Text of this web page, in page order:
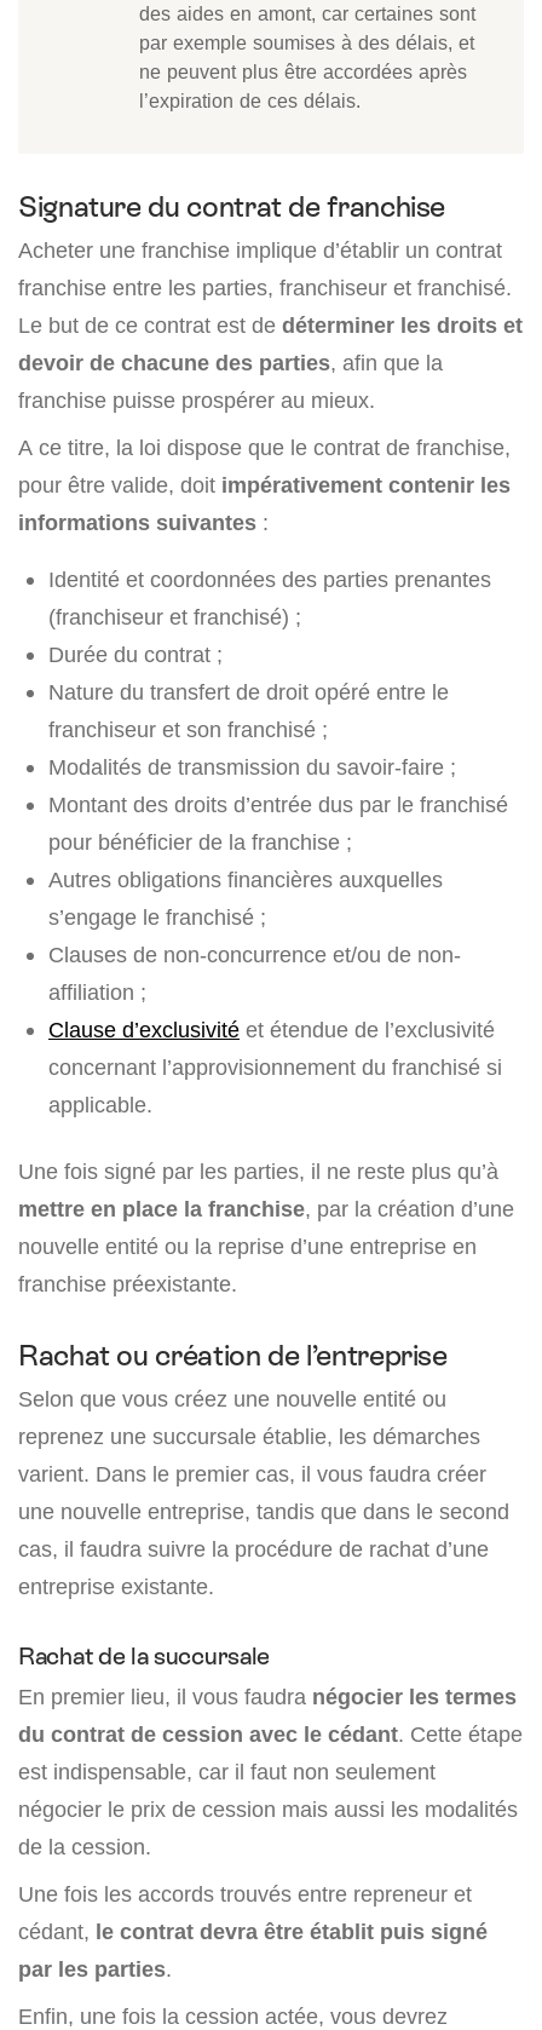
des aides en amont, car certaines sont
par exemple soumises à des délais, et
ne peuvent plus être accordées après
l’expiration de ces délais.
Signature du contrat de franchise
Acheter une franchise implique d’établir un contrat
franchise entre les parties, franchiseur et franchisé.
Le but de ce contrat est de déterminer les droits et
devoir de chacune des parties, afin que la
franchise puisse prospérer au mieux.
A ce titre, la loi dispose que le contrat de franchise,
pour être valide, doit impérativement contenir les
informations suivantes :
Identité et coordonnées des parties prenantes
(franchiseur et franchisé) ;
Durée du contrat ;
Nature du transfert de droit opéré entre le
franchiseur et son franchisé ;
Modalités de transmission du savoir-faire ;
Montant des droits d’entrée dus par le franchisé
pour bénéficier de la franchise ;
Autres obligations financières auxquelles
s’engage le franchisé ;
Clauses de non-concurrence et/ou de non-
affiliation ;
Clause d’exclusivité et étendue de l’exclusivité
concernant l’approvisionnement du franchisé si
applicable.
Une fois signé par les parties, il ne reste plus qu’à
mettre en place la franchise, par la création d’une
nouvelle entité ou la reprise d’une entreprise en
franchise préexistante.
Rachat ou création de l’entreprise
Selon que vous créez une nouvelle entité ou
reprenez une succursale établie, les démarches
varient. Dans le premier cas, il vous faudra créer
une nouvelle entreprise, tandis que dans le second
cas, il faudra suivre la procédure de rachat d’une
entreprise existante.
Rachat de la succursale
En premier lieu, il vous faudra négocier les termes
du contrat de cession avec le cédant. Cette étape
est indispensable, car il faut non seulement
négocier le prix de cession mais aussi les modalités
de la cession.
Une fois les accords trouvés entre repreneur et
cédant, le contrat devra être établit puis signé
par les parties.
Enfin, une fois la cession actée, vous devrez